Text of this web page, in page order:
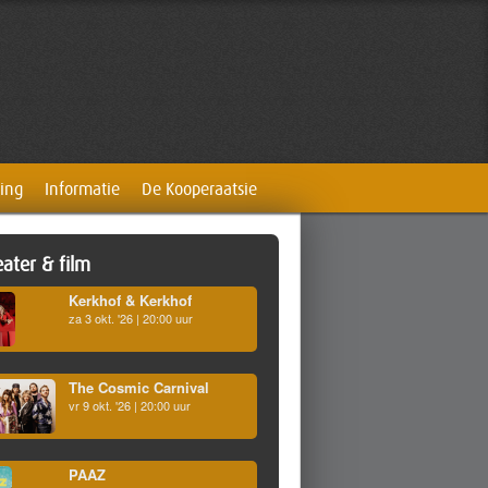
Informatie De Kooperaatsie
& film
Kerkhof & Kerkhof
za 3 okt. '26 | 20:00 uur
The Cosmic Carnival
vr 9 okt. '26 | 20:00 uur
PAAZ